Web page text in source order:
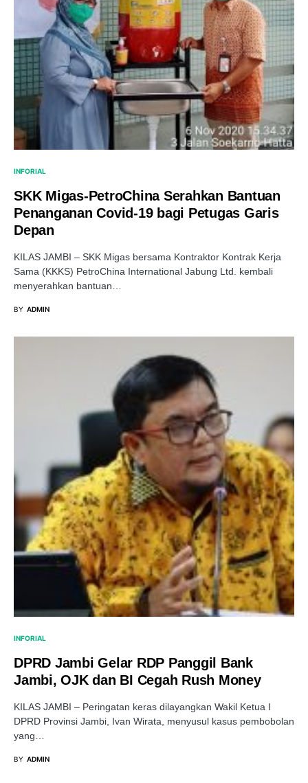
INFORIAL
SKK Migas-PetroChina Serahkan Bantuan
Penanganan Covid-19 bagi Petugas Garis
Depan
KILAS JAMBI – SKK Migas bersama Kontraktor Kontrak Kerja
Sama (KKKS) PetroChina International Jabung Ltd. kembali
menyerahkan bantuan…
BY ADMIN
INFORIAL
DPRD Jambi Gelar RDP Panggil Bank
Jambi, OJK dan BI Cegah Rush Money
KILAS JAMBI – Peringatan keras dilayangkan Wakil Ketua I
DPRD Provinsi Jambi, Ivan Wirata, menyusul kasus pembobolan
yang…
BY ADMIN